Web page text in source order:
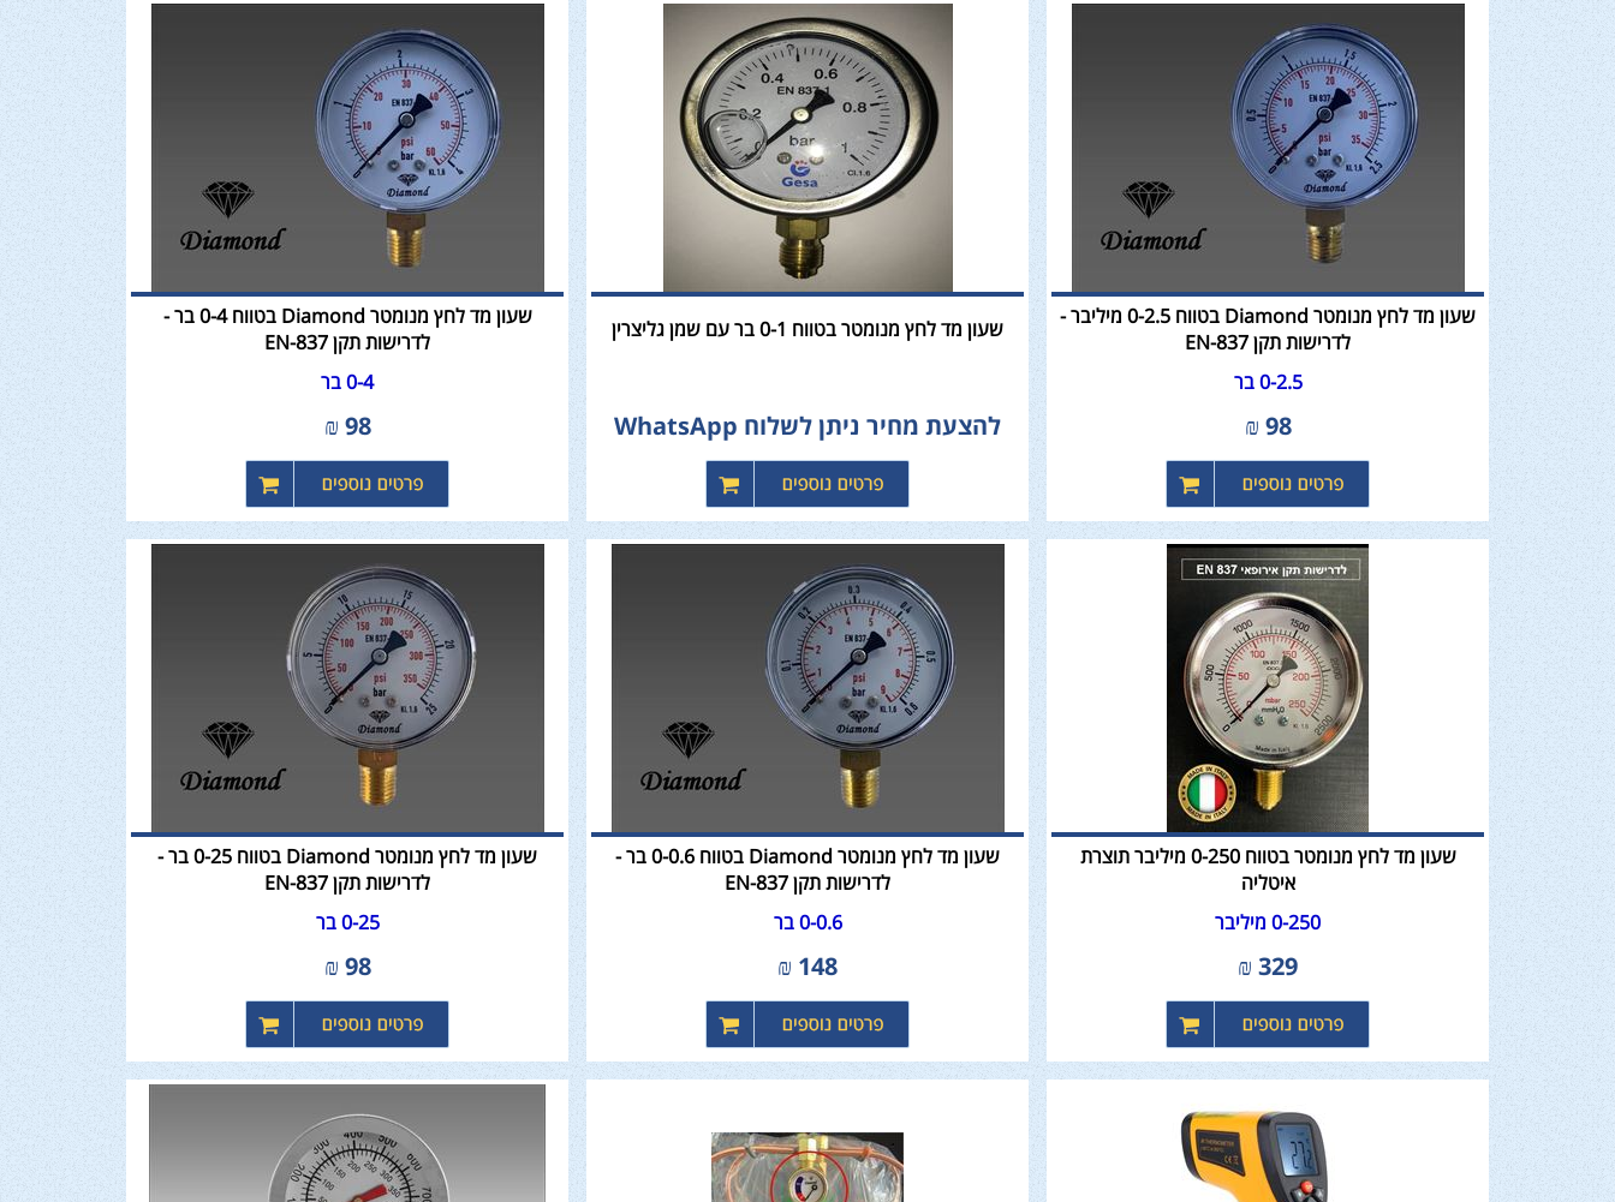
שעון מד לחץ מנומטר Diamond בטווח 0-2.5 מיליבר -
לדרישות תקן EN-837
0-2.5 בר
98
₪
שעון מד לחץ מנומטר בטווח 0-1 בר עם שמן גליצרין
להצעת מחיר ניתן לשלוח WhatsApp
שעון מד לחץ מנומטר Diamond בטווח 0-4 בר -
לדרישות תקן EN-837
0-4 בר
98
₪
שעון מד לחץ מנומטר בטווח 0-250 מיליבר תוצרת
איטליה
0-250 מיליבר
329
₪
שעון מד לחץ מנומטר Diamond בטווח 0-0.6 בר -
לדרישות תקן EN-837
0-0.6 בר
148
₪
שעון מד לחץ מנומטר Diamond בטווח 0-25 בר -
לדרישות תקן EN-837
0-25 בר
98
₪